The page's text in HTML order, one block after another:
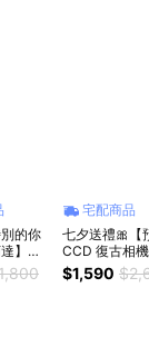
的你
】
迷
匙圈盲
宅配商品
七夕送禮🎀【
CCD 復古相機
HEYCATS
轉螢幕 4K 復
$1,590